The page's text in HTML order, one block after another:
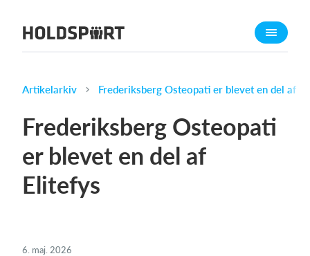
Om Holdsport
Presseomtale
Funktioner
Kalender
Webshop
Artikelarkiv Frederiksberg Osteopati er blevet en del af
Frederiksberg Osteopati
er blevet en del af
Elitefys
6. maj. 2026